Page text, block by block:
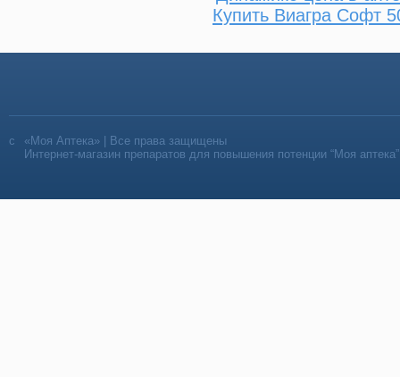
Купить Виагра Софт
«Моя Аптека» | Все права защищены
Интернет-магазин препаратов для повышения потенции “Моя